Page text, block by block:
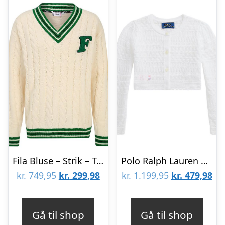
Fila Bluse – Strik – Taubate – Whitecap Gray
kr.749,95 Den
var:
kr. 299,98Den
Gå til shop
Polo Ralph Lauren Cardigan – Cropped – Strik – Classics I – Hvid
kr.1.199,95 Den
var:
kr. 479,98
Gå til shop